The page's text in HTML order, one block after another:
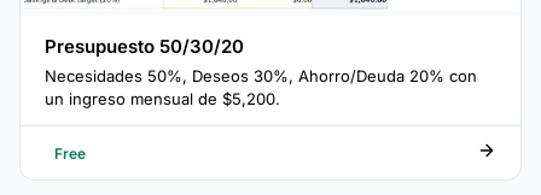
Presupuesto 50/30/20
Necesidades 50%, Deseos 30%, Ahorro/Deuda 20% con
un ingreso mensual de $5,200.
Free